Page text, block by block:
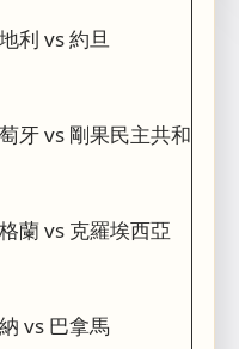
利 vs 約旦
牙 vs 剛果民主共和
蘭 vs 克羅埃西亞
vs 巴拿馬